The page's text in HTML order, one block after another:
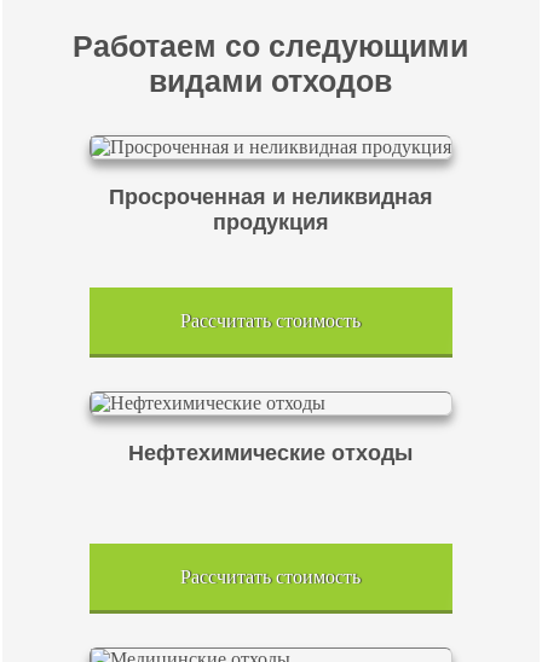
Работаем со следующими
видами отходов
Просроченная и неликвидная
продукция
Рассчитать стоимость
Нефтехимические отходы
Рассчитать стоимость